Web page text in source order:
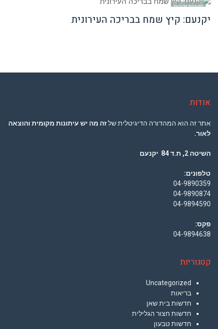
חדשות יקנעם
יקנעם: קיץ שמח בבריכה העירונית
אודות
אתר זה הוא המהדורה הדיגיטלית שלזה מה יש עיתונות מקומית והוצאה
לאור.
השיטה 2, ת.ד 84 יקנעם
טלפונים:
04-9890359
04-9890874
04-9894590
פקס:
04-9894638
קטגוריות
Uncategorized
בריאות
חדשות בית שאן
חדשות חצור הגלילית
חדשות טבעון